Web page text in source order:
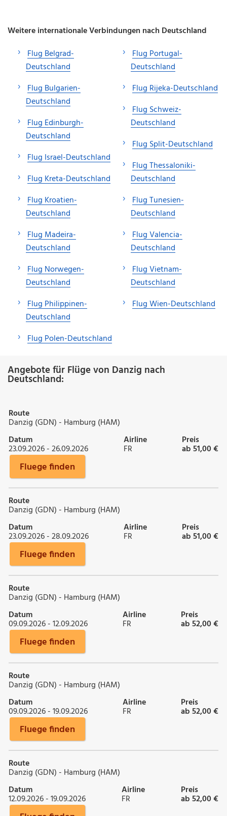
Weitere internationale Verbindungen nach Deutschland
Flug Belgrad-
Deutschland
Flug Bulgarien-
Deutschland
Flug Edinburgh-
Deutschland
Flug Israel-Deutschland
Flug Kreta-Deutschland
Flug Kroatien-
Deutschland
Flug Madeira-
Deutschland
Flug Norwegen-
Deutschland
Flug Philippinen-
Deutschland
Flug Polen-Deutschland
Flug Portugal-
Deutschland
Flug Rijeka-Deutschland
Flug Schweiz-
Deutschland
Flug Split-Deutschland
Flug Thessaloniki-
Deutschland
Flug Tunesien-
Deutschland
Flug Valencia-
Deutschland
Flug Vietnam-
Deutschland
Flug Wien-Deutschland
Angebote für Flüge von Danzig nach
Deutschland:
Route
Danzig (GDN) - Hamburg (HAM)
Datum
23.09.2026 - 26.09.2026
Airline
FR
Preis
ab 51,00 €
Fluege finden
Route
Danzig (GDN) - Hamburg (HAM)
Datum
23.09.2026 - 28.09.2026
Airline
FR
Preis
ab 51,00 €
Fluege finden
Route
Danzig (GDN) - Hamburg (HAM)
Datum
09.09.2026 - 12.09.2026
Airline
FR
Preis
ab 52,00 €
Fluege finden
Route
Danzig (GDN) - Hamburg (HAM)
Datum
09.09.2026 - 19.09.2026
Airline
FR
Preis
ab 52,00 €
Fluege finden
Route
Danzig (GDN) - Hamburg (HAM)
Datum
12.09.2026 - 19.09.2026
Airline
FR
Preis
ab 52,00 €